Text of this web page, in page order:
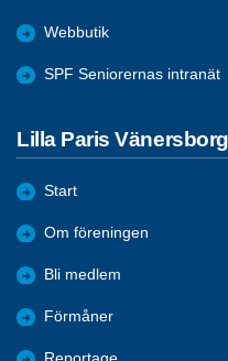
Webbutik
SPF Seniorernas intranät
Lilla Paris Vänersborg
Start
Om föreningen
Bli medlem
Förmåner